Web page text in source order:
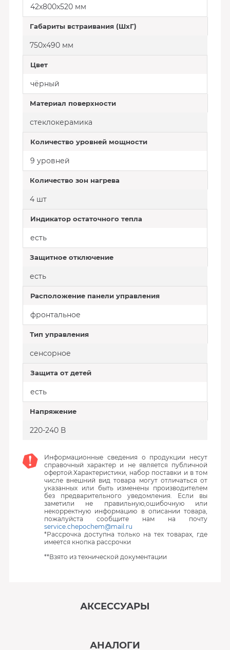
42х800х520 мм
Габариты встраивания (ШхГ)
750х490 мм
Цвет
чёрный
Материал поверхности
стеклокерамика
Количество уровней мощности
9 уровней
Количество зон нагрева
4 шт
Индикатор остаточного тепла
есть
Защитное отключение
есть
Расположение панели управления
фронтальное
Тип управления
сенсорное
Защита от детей
есть
Напряжение
220-240 В
Информационные сведения о продукции несут
справочный характер и не является публичной
офертой.Характеристики, набор поставки и в том
числе внешний вид товара могут отличаться от
указанных или быть изменены производителем
без предварительного уведомления. Если вы
заметили не правильную,ошибочную или
некорректную информацию в описании товара,
пожалуйста сообщите нам на почту
service.chepochem@mail.ru
*Рассрочка доступна только на тех товарах, где
имеется кнопка рассрочки
**Взято из технической документации
АКСЕССУАРЫ
АНАЛОГИ